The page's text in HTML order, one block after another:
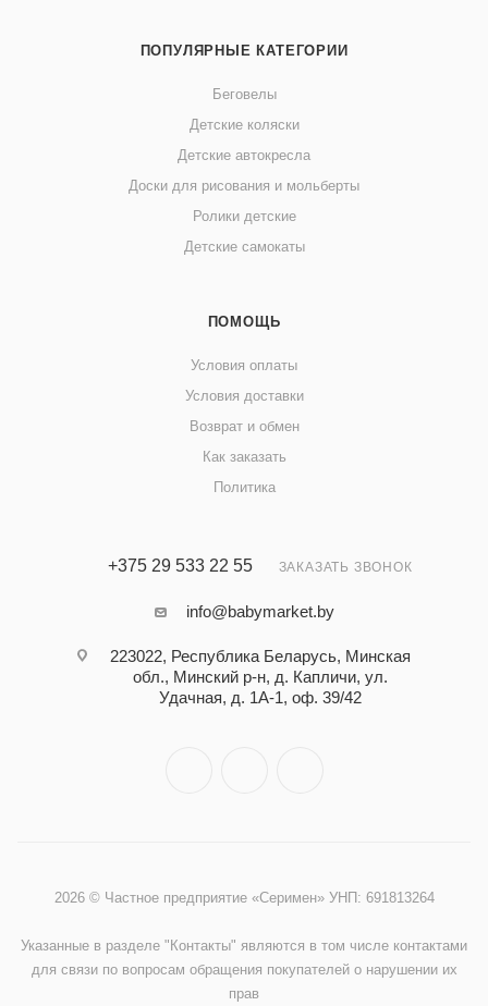
ПОПУЛЯРНЫЕ КАТЕГОРИИ
Беговелы
Детские коляски
Детские автокресла
Доски для рисования и мольберты
Ролики детские
Детские самокаты
ПОМОЩЬ
Условия оплаты
Условия доставки
Возврат и обмен
Как заказать
Политика
+375 29 533 22 55 ЗАКАЗАТЬ ЗВОНОК
info@babymarket.by
223022, Республика Беларусь, Минская
обл., Минский р-н, д. Капличи, ул.
Удачная, д. 1А-1, оф. 39/42
2026 © Частное предприятие «Серимен» УНП: 691813264
Указанные в разделе "Контакты" являются в том числе контактами
для связи по вопросам обращения покупателей о нарушении их
прав